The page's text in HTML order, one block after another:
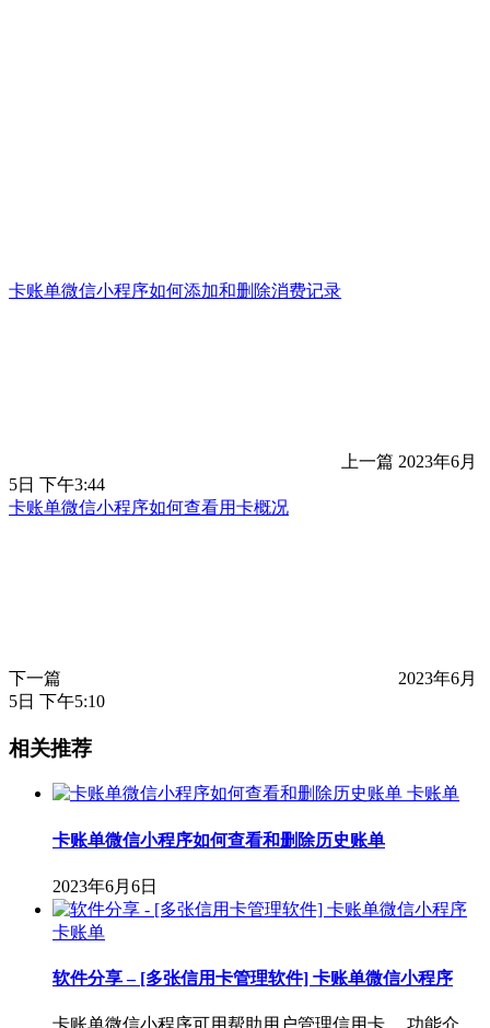
卡账单微信小程序如何添加和删除消费记录
上一篇 2023年6月
5日 下午3:44
卡账单微信小程序如何查看用卡概况
下一篇
2023年6月
5日 下午5:10
相关推荐
卡账单
卡账单微信小程序如何查看和删除历史账单
2023年6月6日
卡账单
软件分享 – [多张信用卡管理软件] 卡账单微信小程序